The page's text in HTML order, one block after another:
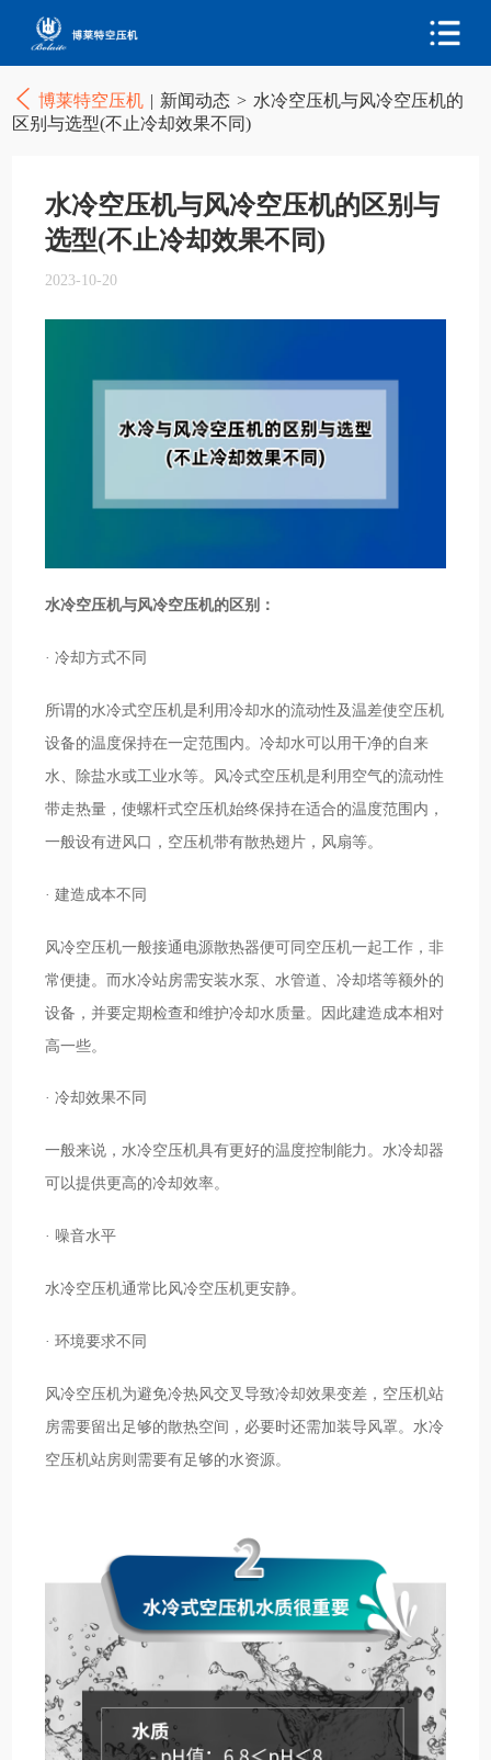
博莱特空压机 | 新闻动态 > 水冷空压机与风冷空压机的
区别与选型(不止冷却效果不同)
水冷空压机与风冷空压机的区别与
选型(不止冷却效果不同)
2023-10-20
水冷空压机与风冷空压机的区别：
· 冷却方式不同
所谓的水冷式空压机是利用冷却水的流动性及温差使空压机
设备的温度保持在一定范围内。冷却水可以用干净的自来
水、除盐水或工业水等。风冷式空压机是利用空气的流动性
带走热量，使螺杆式空压机始终保持在适合的温度范围内，
一般设有进风口，空压机带有散热翅片，风扇等。
· 建造成本不同
风冷空压机一般接通电源散热器便可同空压机一起工作，非
常便捷。而水冷站房需安装水泵、水管道、冷却塔等额外的
设备，并要定期检查和维护冷却水质量。因此建造成本相对
高一些。
· 冷却效果不同
一般来说，水冷空压机具有更好的温度控制能力。水冷却器
可以提供更高的冷却效率。
· 噪音水平
水冷空压机通常比风冷空压机更安静。
· 环境要求不同
风冷空压机为避免冷热风交叉导致冷却效果变差，空压机站
房需要留出足够的散热空间，必要时还需加装导风罩。水冷
空压机站房则需要有足够的水资源。